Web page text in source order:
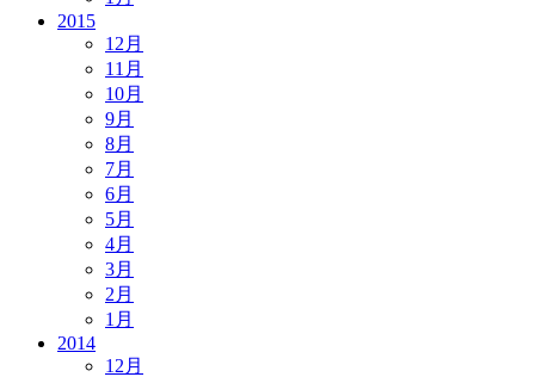
2015
12月
11月
10月
9月
8月
7月
6月
5月
4月
3月
2月
1月
2014
12月